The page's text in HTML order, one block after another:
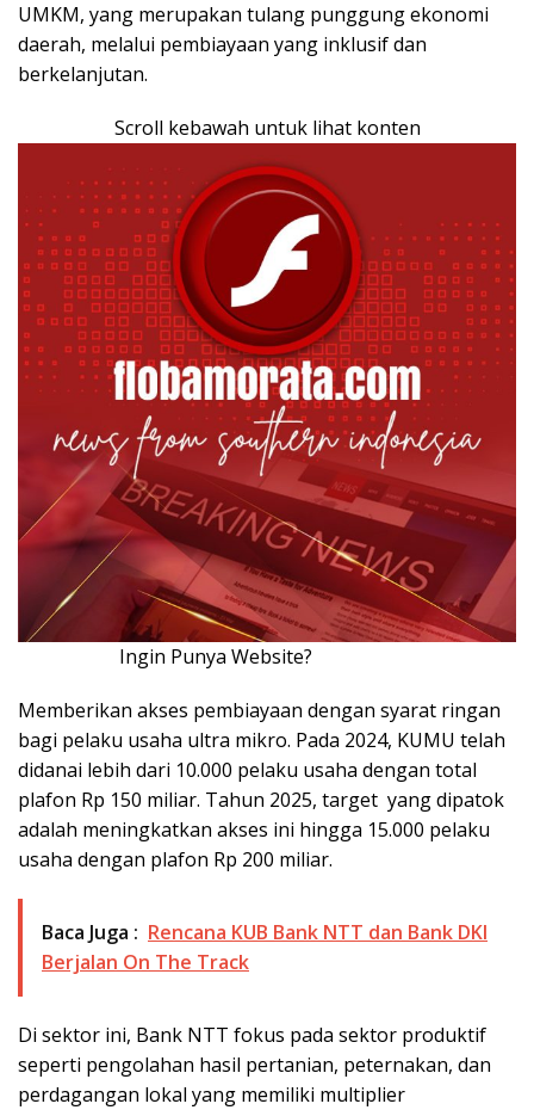
UMKM, yang merupakan tulang punggung ekonomi
daerah, melalui pembiayaan yang inklusif dan
berkelanjutan.
Scroll kebawah untuk lihat konten
Ingin Punya Website?
Memberikan akses pembiayaan dengan syarat ringan
bagi pelaku usaha ultra mikro. Pada 2024, KUMU telah
didanai lebih dari 10.000 pelaku usaha dengan total
plafon Rp 150 miliar. Tahun 2025, target yang dipatok
adalah meningkatkan akses ini hingga 15.000 pelaku
usaha dengan plafon Rp 200 miliar.
Baca Juga : Rencana KUB Bank NTT dan Bank DKI
Berjalan On The Track
Di sektor ini, Bank NTT fokus pada sektor produktif
seperti pengolahan hasil pertanian, peternakan, dan
perdagangan lokal yang memiliki multiplier